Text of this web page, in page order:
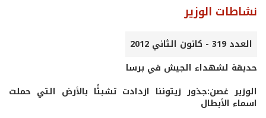
نشاطات الوزير
العدد 319 - كانون الثاني 2012
حديقة لشهداء الجيش في برسا
الوزير غصن:جذور زيتوننا ازدادت تشبثًا بالأرض التي حملت
اسماء الأبطال